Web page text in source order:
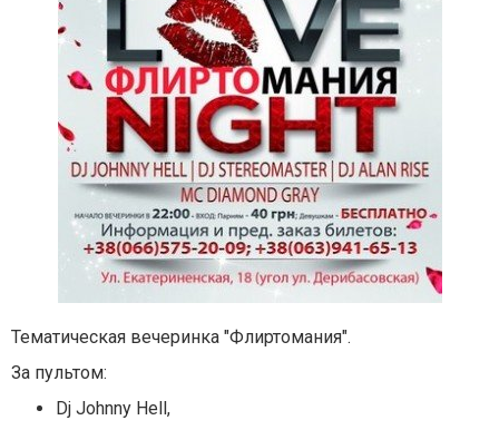
Тематическая вечеринка "Флиртомания".
За пультом:
Dj Johnny Hell,